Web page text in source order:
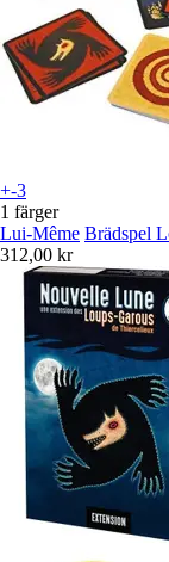
+-3
1 färger
Lui-Même Brädspel
312,00 kr